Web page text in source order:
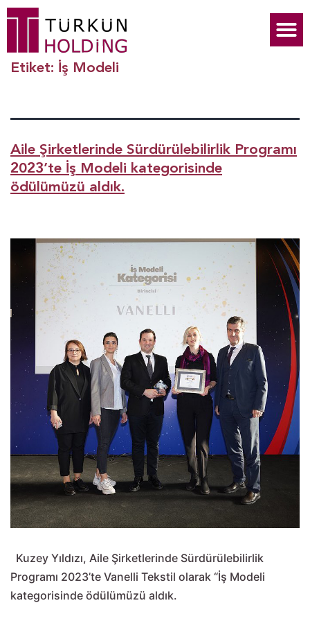
Etiket: İş Modeli
Aile Şirketlerinde Sürdürülebilirlik Programı
2023’te İş Modeli kategorisinde
ödülümüzü aldık.
Kuzey Yıldızı, Aile Şirketlerinde Sürdürülebilirlik
Programı 2023’te Vanelli Tekstil olarak “İş Modeli
kategorisinde ödülümüzü aldık.